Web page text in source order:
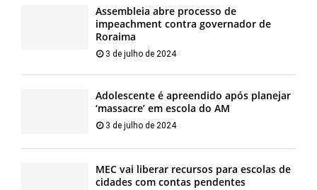
Assembleia abre processo de
impeachment contra governador de
Roraima
3 de julho de 2024
Adolescente é apreendido após planejar
‘massacre’ em escola do AM
3 de julho de 2024
MEC vai liberar recursos para escolas de
cidades com contas pendentes